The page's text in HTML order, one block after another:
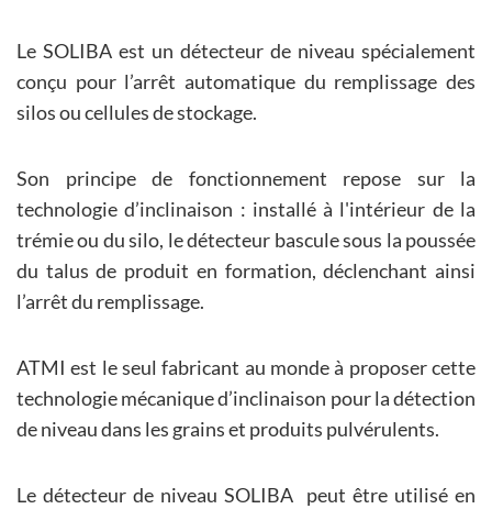
Le SOLIBA est un détecteur de niveau spécialement
conçu pour l’arrêt automatique du remplissage des
silos ou cellules de stockage.
Son principe de fonctionnement repose sur la
technologie d’inclinaison : installé à l'intérieur de la
trémie ou du silo, le détecteur bascule sous la poussée
du talus de produit en formation, déclenchant ainsi
l’arrêt du remplissage.
ATMI est le seul fabricant au monde à proposer cette
technologie mécanique d’inclinaison pour la détection
de niveau dans les grains et produits pulvérulents.
Le détecteur de niveau SOLIBA peut être utilisé en